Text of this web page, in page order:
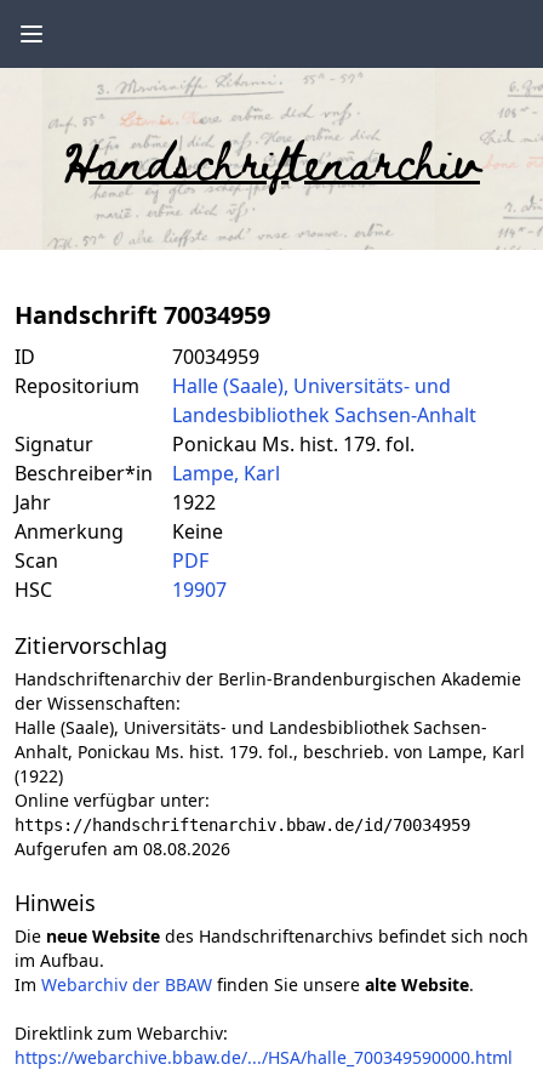
Handschriftenarchiv
Handschrift 70034959
ID
70034959
Repositorium
Halle (Saale), Universitäts- und
Landesbibliothek Sachsen-Anhalt
Signatur
Ponickau Ms. hist. 179. fol.
Beschreiber*in
Lampe, Karl
Jahr
1922
Anmerkung
Keine
Scan
PDF
HSC
19907
Zitiervorschlag
Handschriftenarchiv der Berlin-Brandenburgischen Akademie
der Wissenschaften:
Halle (Saale), Universitäts- und Landesbibliothek Sachsen-
Anhalt, Ponickau Ms. hist. 179. fol., beschrieb. von Lampe, Karl
(1922)
Online verfügbar unter:
https://handschriftenarchiv.bbaw.de/id/70034959
Aufgerufen am 08.08.2026
Hinweis
Die neue Website des Handschriftenarchivs befindet sich noch
im Aufbau.
Im Webarchiv der BBAW finden Sie unsere alte Website.
Direktlink zum Webarchiv:
https://webarchive.bbaw.de/.../HSA/halle_700349590000.html